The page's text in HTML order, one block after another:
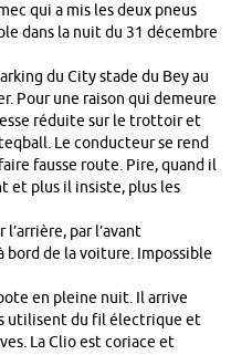
qui a mis les deux pneus
dans la nuit du 31 décembre
du City stade du Bey au
Pour une raison qui demeure
réduite sur le trottoir et
Le conducteur se rend
fausse route. Pire, quand il
et plus il insiste, plus les
par l’avant
bord de la voiture. Impossible
en pleine nuit. Il arrive
utilisent du fil électrique et
La Clio est coriace et